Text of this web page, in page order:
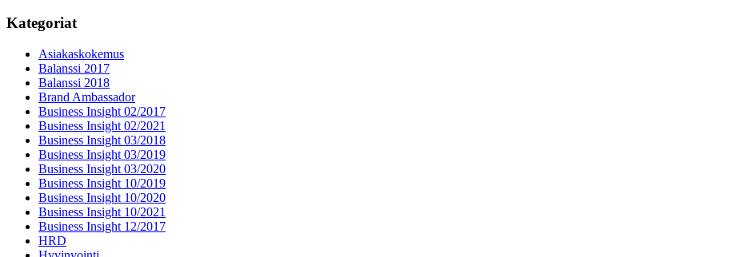
Kategoriat
Asiakaskokemus
Balanssi 2017
Balanssi 2018
Brand Ambassador
Business Insight 02/2017
Business Insight 02/2021
Business Insight 03/2018
Business Insight 03/2019
Business Insight 03/2020
Business Insight 10/2019
Business Insight 10/2020
Business Insight 10/2021
Business Insight 12/2017
HRD